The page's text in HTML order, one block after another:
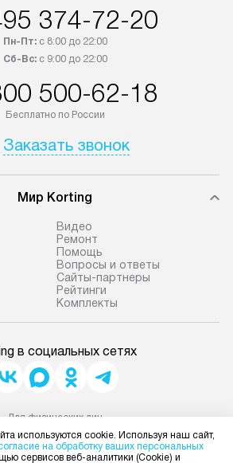
374-72-20
Пн-Пт:с 8:00 до 22:00
Сб-Вс:с 9:00 до 22:00
500-62-18
Бесплатно по России
Заказать звонок
Мир Korting
Видео
Ремонт
Помощь
Вопросы и ответы
Сайты-партнеры
Рейтинги
Комплекты
в социальных сетях
Для физических лиц
dealer.ru
Для юридических лиц
используются cookie. Используя наш сайт,
на обработку ваших персональных
сервисов веб-аналитики (Cookie) и